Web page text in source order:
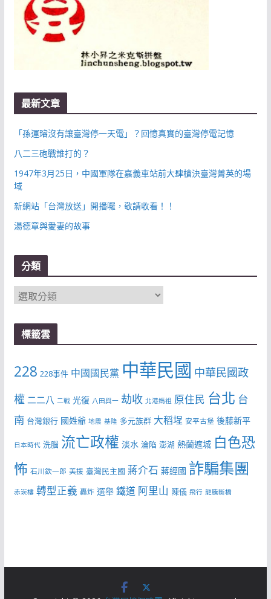
最新文章
「孫運璿沒有讓臺灣停一天電」？回憶真實的臺灣停電記憶
八二三砲戰誰打的？
1947年3月25日，中國軍隊在嘉義車站前大肆槍決臺灣菁英的場
域
新網站「台灣放送」開播囉，敬請收看！！
湯德章與愛妻的故事
分類
分
標籤雲
228 228事件 中國國民黨 中華民國 中華民國政
權 二二八 二戰 光復 八田與一 劫收 北港媽祖 原住民 台北 台
南 台灣銀行 國姓爺 地震 基隆 多元族群 大稻埕 安平古堡 後藤新平
日本時代 洗腦 流亡政權 淡水 淪陷 澎湖 熱蘭遮城 白色恐
怖 石川欽一郎 美援 臺灣民主國 蔣介石 蔣經國 詐騙集團
赤崁樓 轉型正義 轟炸 選舉 鐵道 阿里山 陳儀 飛行 龍騰斷橋